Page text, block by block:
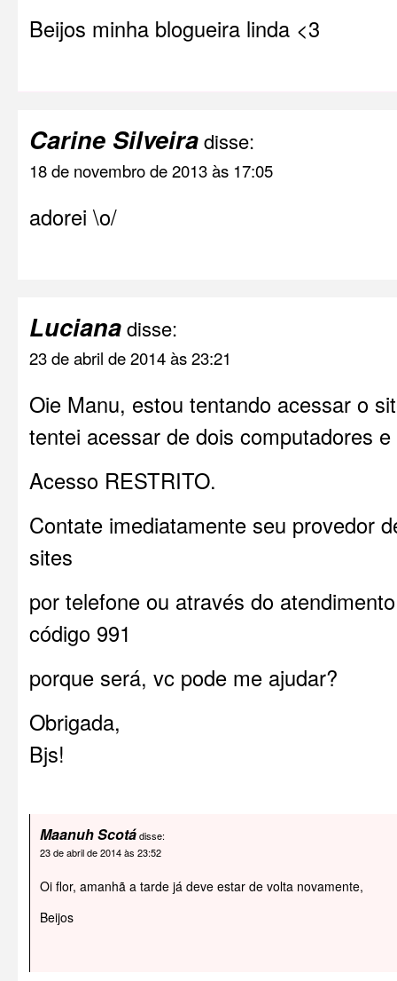
Beijos minha blogueira linda <3
Carine Silveiradisse:
18 de novembro de 2013 às 17:05
adorei \o/
Lucianadisse:
23 de abril de 2014 às 23:21
Oie Manu, estou tentando acessar o
tentei acessar de dois computadores
Acesso RESTRITO.
Contate imediatamente seu provedor
sites
por telefone ou através do
código 991
porque será, vc pode me ajudar?
Obrigada,
Bjs!
Maanuh Scotádisse:
23 de abril de 2014 às 23:52
Oi flor, amanhã a tarde já deve estar de volta novamente,
Beijos